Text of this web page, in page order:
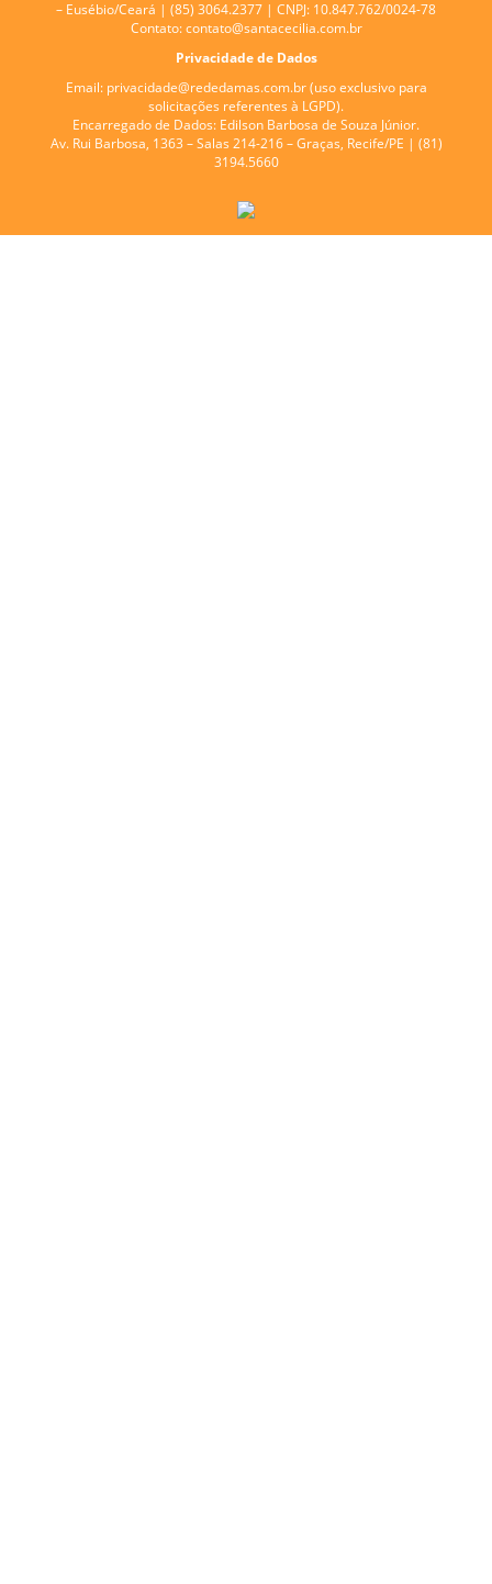
– Eusébio/Ceará | (85) 3064.2377 | CNPJ: 10.847.762/0024-78
Contato: contato@santacecilia.com.br
Privacidade de Dados
Email: privacidade@rededamas.com.br(uso exclusivo para
solicitações referentes à LGPD).
Encarregado de Dados: Edilson Barbosa de Souza Júnior.
Av. Rui Barbosa, 1363 – Salas 214-216 – Graças, Recife/PE | (81)
3194.5660